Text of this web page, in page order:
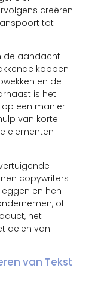
creëren
tot
de aandacht
koppen
en de
is het
een manier
van korte
elementen
copywriters
en hen
of
het
delen van
van Tekst